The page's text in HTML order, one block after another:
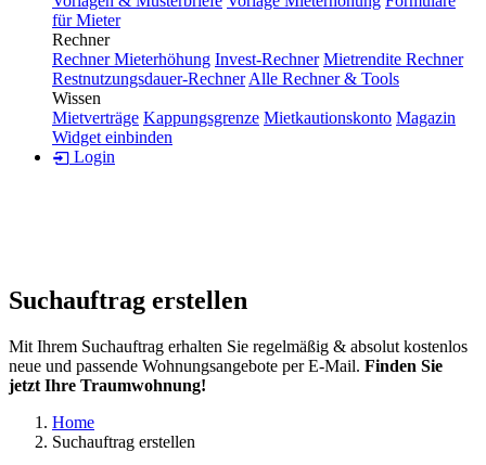
für Mieter
Rechner
Rechner Mieterhöhung Invest-Rechner Mietrendite Rechner
Restnutzungsdauer-Rechner Alle Rechner & Tools
Wissen
Mietverträge Kappungsgrenze Mietkautionskonto Magazin
Widget einbinden
Login
Suchauftrag erstellen
Mit Ihrem Suchauftrag erhalten Sie regelmäßig & absolut kostenlos
neue und passende Wohnungsangebote per E-Mail. Finden Sie
jetzt Ihre Traumwohnung!
Home
Suchauftrag erstellen